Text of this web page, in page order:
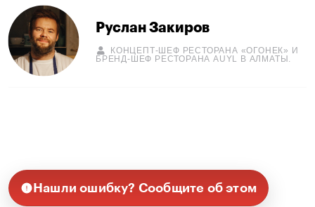
Руслан Закиров
КОНЦЕПТ-ШЕФ РЕСТОРАНА «ОГОНЕК» И
БРЕНД-ШЕФ РЕСТОРАНА AUYL В АЛМАТЫ.
Нашли ошибку? Сообщите об этом